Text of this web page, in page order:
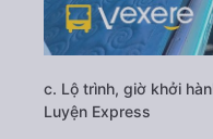
c. Lộ trình, giờ khởi
Luyện Express